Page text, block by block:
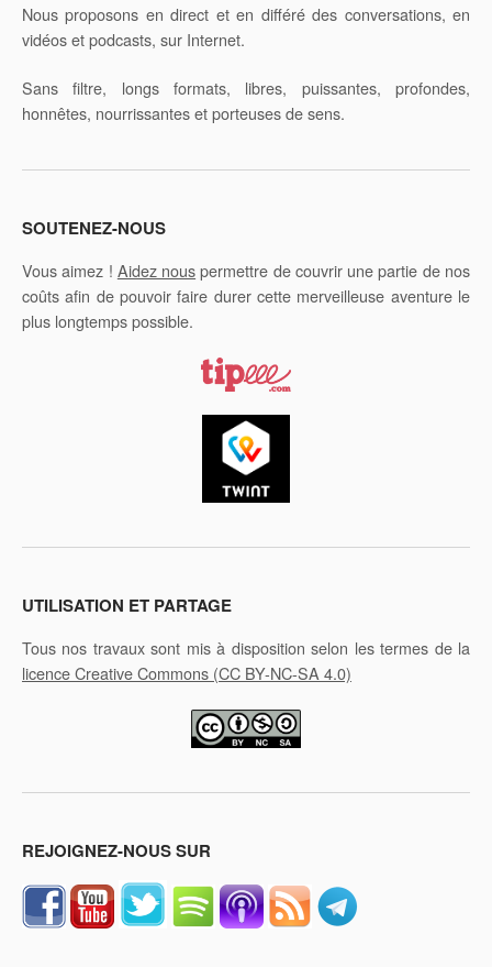
Nous proposons en direct et en différé des conversations, en
vidéos et podcasts, sur Internet.
Sans filtre, longs formats, libres, puissantes, profondes,
honnêtes, nourrissantes et porteuses de sens.
SOUTENEZ-NOUS
Vous aimez ! Aidez nouspermettre de couvrir une partie de nos
coûts afin de pouvoir faire durer cette merveilleuse aventure le
plus longtemps possible.
UTILISATION ET PARTAGE
Tous nos travaux sont mis à disposition selon les termes de la
licence Creative Commons (CC BY-NC-SA 4.0)
REJOIGNEZ-NOUS SUR